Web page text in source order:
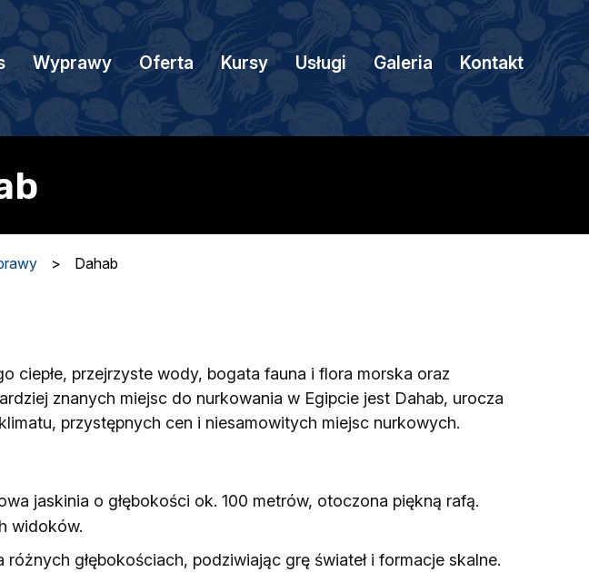
Wyprawy Oferta Kursy Usługi Galeria Kontakt
> Dahab
ciepłe, przejrzyste wody, bogata fauna i flora morska oraz
znanych miejsc do nurkowania w Egipcie jest Dahab, urocza
przystępnych cen i niesamowitych miejsc nurkowych.
jaskinia o głębokości ok. 100 metrów, otoczona piękną rafą.
widoków.
głębokościach, podziwiając grę świateł i formacje skalne.